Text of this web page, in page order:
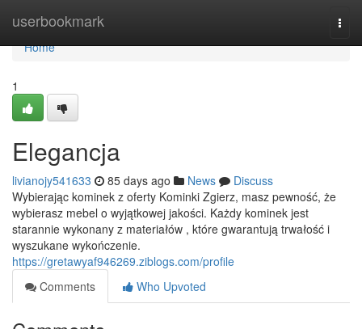
userbookmark
Home
Home
1
Elegancja
livianojy541633 85 days ago News
Discuss
Wybierając kominek z oferty Kominki Zgierz, masz pewność, że
wybierasz mebel o wyjątkowej jakości. Każdy kominek jest
starannie wykonany z materiałów , które gwarantują trwałość i
wyszukane wykończenie.
https://gretawyaf946269.ziblogs.com/profile
Comments
Who Upvoted